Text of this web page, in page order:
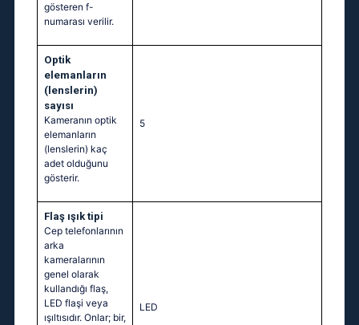
gösteren f-
numarası verilir.
Optik
elemanların
(lenslerin)
sayısı
Kameranın optik
elemanların
(lenslerin) kaç
adet olduğunu
gösterir.
5
Flaş ışık tipi
Cep telefonlarının
arka
kameralarının
genel olarak
kullandığı flaş,
LED flaşi veya
ışıltısıdır. Onlar; bir,
LED